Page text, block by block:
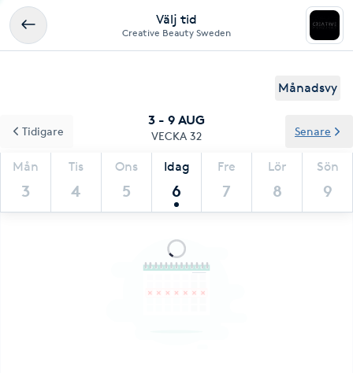
Välj tid
Creative Beauty Sweden
Månadsvy
3 - 9 AUG
VECKA 32
Mån
3
Tis
4
Ons
5
Idag
6
Fre
7
Lör
8
Sön
9
Tidigare Senare